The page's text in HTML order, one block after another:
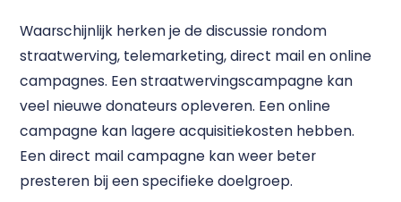
Waarschijnlijk herken je de discussie rondom
straatwerving, telemarketing, direct mail en online
campagnes. Een straatwervingscampagne kan
veel nieuwe donateurs opleveren. Een online
campagne kan lagere acquisitiekosten hebben.
Een direct mail campagne kan weer beter
presteren bij een specifieke doelgroep.